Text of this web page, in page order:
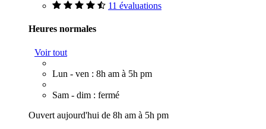
11 évaluations
Heures normales
Voir tout
Lun - ven : 8h am à 5h pm
Sam - dim : fermé
Ouvert aujourd'hui de 8h am à 5h pm